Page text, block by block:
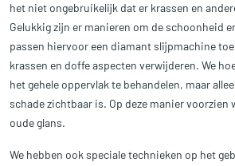
het niet ongebruikelijk dat er krassen en
Gelukkig zijn er manieren om de schoonheid
passen hiervoor een diamant slijpmachine
krassen en doffe aspecten verwijderen. We
het gehele oppervlak te behandelen, maar
schade zichtbaar is. Op deze manier voorzien
oude glans.
We hebben ook speciale technieken op het